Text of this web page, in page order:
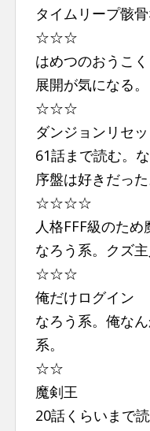
タイムリープ骸骨
☆☆☆
はめつのおうこく
展開が気になる。
☆☆☆
ダンジョンリセッ
61話まで読む。な
序盤は好きだった
☆☆☆☆
人格FFF級のた
なろう系。クズ主
☆☆☆
俺だけログイン
なろう系。俺な
系。
☆☆
魔剣王
20話くらいまで